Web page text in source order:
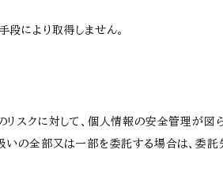
により取得しません。
スクに対して、個人情報の安全管理が図
いの全部又は一部を委託する場合は、委